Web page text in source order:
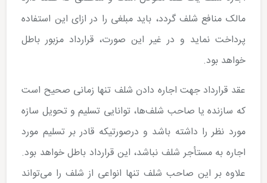
مالک منافع شلف گردد، باید مبلغی را در ازای این استفاده
پرداخت نماید و در غیر این صورت، قرارداد مزبور باطل
خواهد بود.
عقد قرارداد جهت اجاره دادن شلف تنها زمانی صحیح است
که سازنده یا صاحب شلف‌ها، توانایی تسلیم و تحویل سازه
مورد نظر را داشته باشد و درصورتیکه قادر بر تسلیم مورد
اجاره به مستأجر شلف نباشد، این قرارداد باطل خواهد بود.
علاوه بر این صاحب شلف تنها انواعی از شلف را می‌تواند